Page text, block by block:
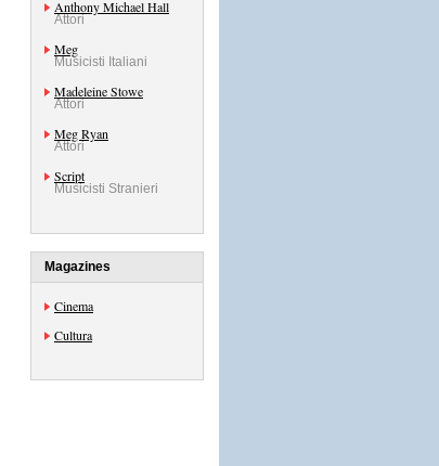
Anthony Michael Hall
Attori
Meg
Musicisti Italiani
Madeleine Stowe
Attori
Meg Ryan
Attori
Script
Musicisti Stranieri
Magazines
Cinema
Cultura